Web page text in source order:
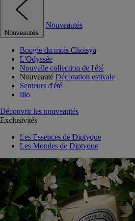
Nouveautés
Nouveautés
Bougie du mois Choisya
L'Odyssée
Nouvelle collection de l'été
Nouveauté Décoration estivale
Senteurs d'été
Ilio
Découvrir les nouveautés
Exclusivités
Les Essences de Diptyque
Les Mondes de Diptyque